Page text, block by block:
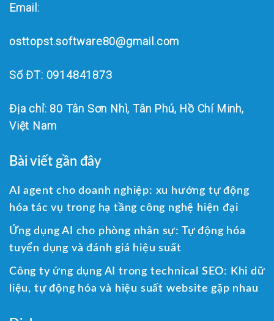
Email:
osttopst.software80@gmail.com
Số ĐT: 0914841873
Địa chỉ: 80 Tân Sơn Nhì, Tân Phú, Hồ Chí Minh,
Việt Nam
Bài viết gần đây
AI agent cho doanh nghiệp: xu hướng tự động
hóa tác vụ trong hạ tầng công nghệ hiện đại
Ứng dụng AI cho phòng nhân sự: Tự động hóa
tuyển dụng và đánh giá hiệu suất
Công ty ứng dụng AI trong technical SEO: Khi dữ
liệu, tự động hóa và hiệu suất website gặp nhau